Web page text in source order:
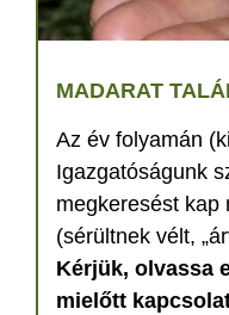
MADARAT
Az év folyamán
Igazgatóságunk
megkeresést kap
(sérültnek vélt,
Kérjük, olvassa
mielőtt